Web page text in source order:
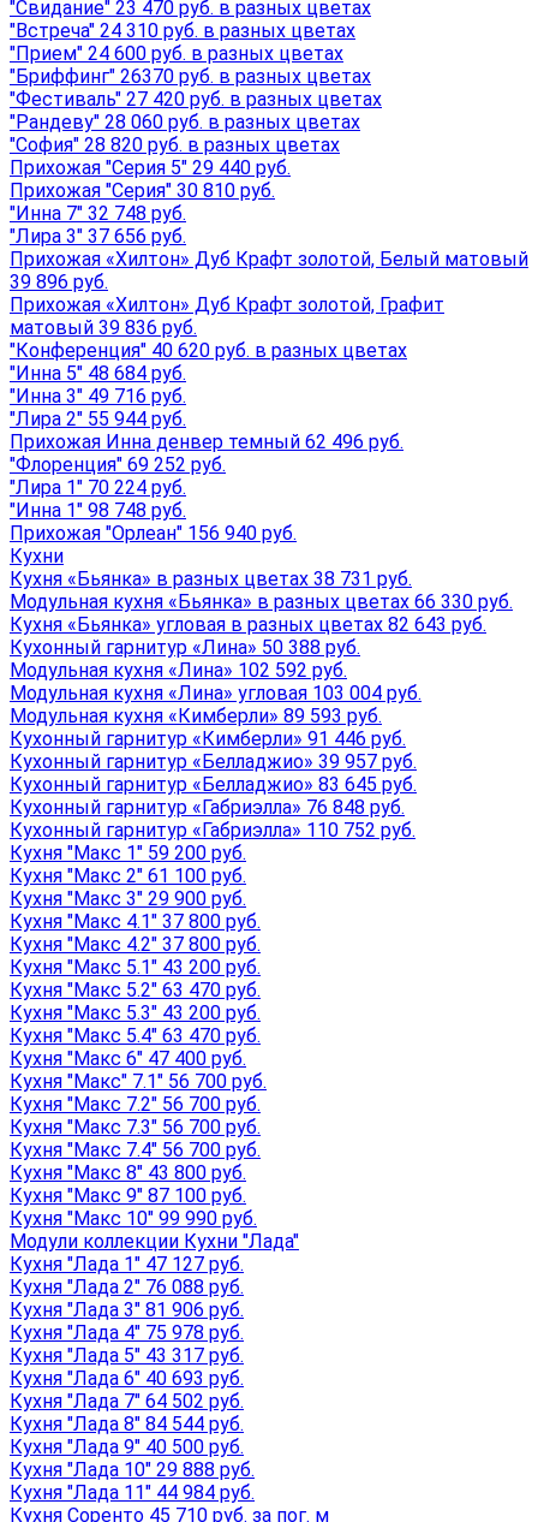
"Свидание" 23 470 руб. в разных цветах
"Встреча" 24 310 руб. в разных цветах
"Прием" 24 600 руб. в разных цветах
"Бриффинг" 26370 руб. в разных цветах
"Фестиваль" 27 420 руб. в разных цветах
"Рандеву" 28 060 руб. в разных цветах
"София" 28 820 руб. в разных цветах
Прихожая "Серия 5" 29 440 руб.
Прихожая "Серия" 30 810 руб.
"Инна 7" 32 748 руб.
"Лира 3" 37 656 руб.
Прихожая «Хилтон» Дуб Крафт золотой, Белый матовый
39 896 руб.
Прихожая «Хилтон» Дуб Крафт золотой, Графит
матовый 39 836 руб.
"Конференция" 40 620 руб. в разных цветах
"Инна 5" 48 684 руб.
"Инна 3" 49 716 руб.
"Лира 2" 55 944 руб.
Прихожая Инна денвер темный 62 496 руб.
"Флоренция" 69 252 руб.
"Лира 1" 70 224 руб.
"Инна 1" 98 748 руб.
Прихожая "Орлеан" 156 940 руб.
Кухни
Кухня «Бьянка» в разных цветах 38 731 руб.
Модульная кухня «Бьянка» в разных цветах 66 330 руб.
Кухня «Бьянка» угловая в разных цветах 82 643 руб.
Кухонный гарнитур «Лина» 50 388 руб.
Модульная кухня «Лина» 102 592 руб.
Модульная кухня «Лина» угловая 103 004 руб.
Модульная кухня «Кимберли» 89 593 руб.
Кухонный гарнитур «Кимберли» 91 446 руб.
Кухонный гарнитур «Белладжио» 39 957 руб.
Кухонный гарнитур «Белладжио» 83 645 руб.
Кухонный гарнитур «Габриэлла» 76 848 руб.
Кухонный гарнитур «Габриэлла» 110 752 руб.
Кухня "Макс 1" 59 200 руб.
Кухня "Макс 2" 61 100 руб.
Кухня "Макс 3" 29 900 руб.
Кухня "Макс 4.1" 37 800 руб.
Кухня "Макс 4.2" 37 800 руб.
Кухня "Макс 5.1" 43 200 руб.
Кухня "Макс 5.2" 63 470 руб.
Кухня "Макс 5.3" 43 200 руб.
Кухня "Макс 5.4" 63 470 руб.
Кухня "Макс 6" 47 400 руб.
Кухня "Макс" 7.1" 56 700 руб.
Кухня "Макс 7.2" 56 700 руб.
Кухня "Макс 7.3" 56 700 руб.
Кухня "Макс 7.4" 56 700 руб.
Кухня "Макс 8" 43 800 руб.
Кухня "Макс 9" 87 100 руб.
Кухня "Макс 10" 99 990 руб.
Модули коллекции Кухни "Лада"
Кухня "Лада 1" 47 127 руб.
Кухня "Лада 2" 76 088 руб.
Кухня "Лада 3" 81 906 руб.
Кухня "Лада 4" 75 978 руб.
Кухня "Лада 5" 43 317 руб.
Кухня "Лада 6" 40 693 руб.
Кухня "Лада 7" 64 502 руб.
Кухня "Лада 8" 84 544 руб.
Кухня "Лада 9" 40 500 руб.
Кухня "Лада 10" 29 888 руб.
Кухня "Лада 11" 44 984 руб.
Кухня Соренто 45 710 руб. за пог. м